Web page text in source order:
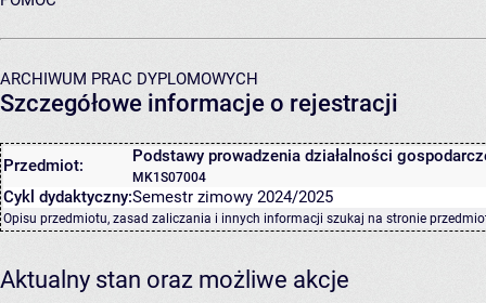
ARCHIWUM PRAC DYPLOMOWYCH
Szczegółowe informacje o rejestracji
Przedmiot: Podstawy prowadzenia działalności
MK1S07004
Cykl dydaktyczny:Semestr zimowy 2024/2025
Opisu przedmiotu, zasad zaliczania i innych informacji szukaj na stronie
Aktualny stan oraz możliwe akcje